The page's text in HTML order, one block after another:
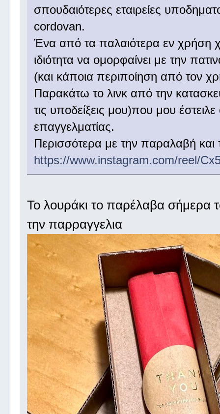
σπουδαιότερες εταιρείες
cordovan.
Ένα από τα παλαιότερα εν χρήση
ιδιότητα να ομορφαίνει με την
(και κάποια περιποίηση από τον
Παρακάτω το λινκ από την
τις υποδείξεις μου)που μου
επαγγελματίας.
Περισσότερα με την παραλαβή
https://www.instagram.com/reel/
Το λουράκι το παρέλαβα σήμερα
την παρραγγελια